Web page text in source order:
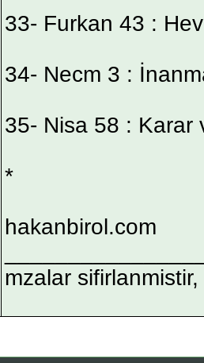
33- Furkan 43 :
34- Necm 3 :
35- Nisa 58 : Karar
*
hakanbirol.com
mzalar